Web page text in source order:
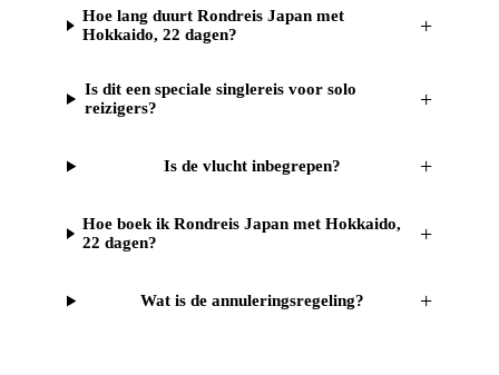
Hoe lang duurt Rondreis Japan met
Hokkaido, 22 dagen?
+
Is dit een speciale singlereis voor solo
reizigers?
+
Is de vlucht inbegrepen? +
Hoe boek ik Rondreis Japan met Hokkaido,
22 dagen?
+
Wat is de annuleringsregeling? +